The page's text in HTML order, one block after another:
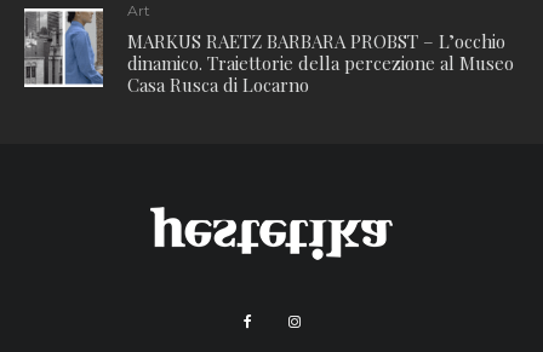
Art
MARKUS RAETZ BARBARA PROBST – L’occhio
dinamico. Traiettorie della percezione al Museo
Casa Rusca di Locarno